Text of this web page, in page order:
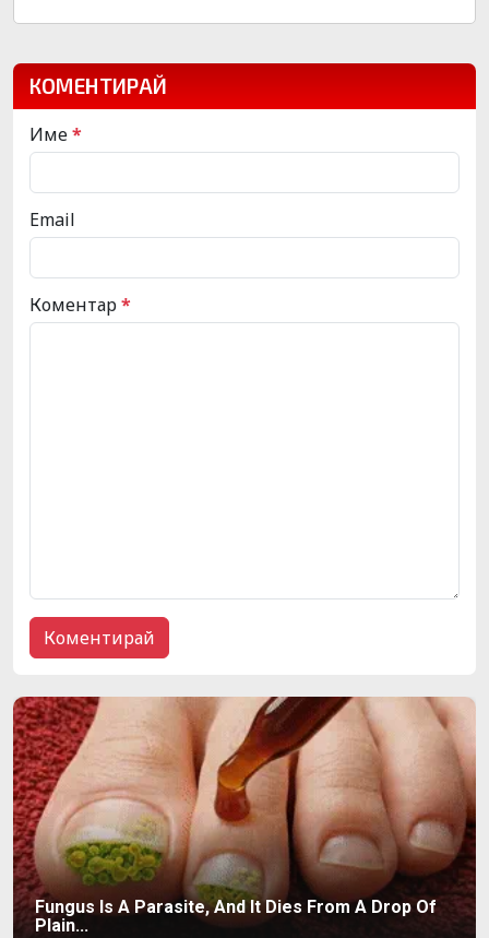
КОМЕНТИРАЙ
Име*
Email
Коментар*
Fungus Is A Parasite, And It Dies From A Drop Of
Plain...